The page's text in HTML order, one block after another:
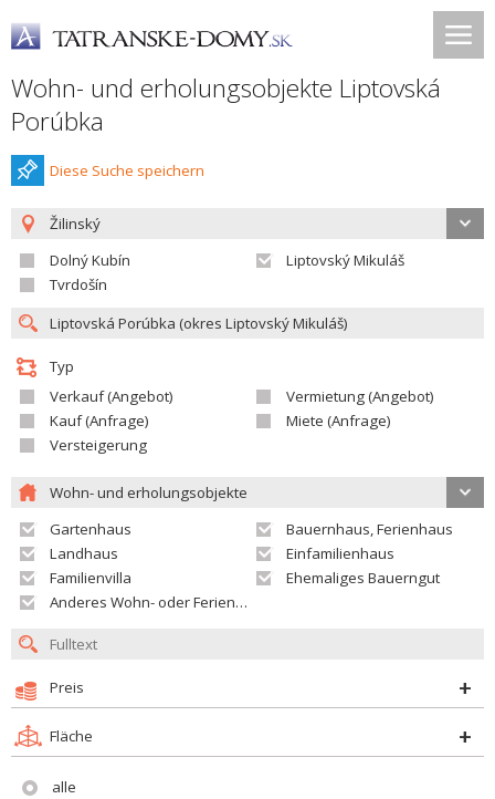
Wohn- und erholungsobjekte Liptovská
Porúbka
Diese Suche speichern
Žilinský
Dolný Kubín
Liptovský Mikuláš
Tvrdošín
Typ
Verkauf (Angebot)
Vermietung (Angebot)
Kauf (Anfrage)
Miete (Anfrage)
Versteigerung
Wohn- und erholungsobjekte
Gartenhaus
Bauernhaus, Ferienhaus
Landhaus
Einfamilienhaus
Familienvilla
Ehemaliges Bauerngut
Anderes Wohn- oder Ferienobjekt
Preis
Fläche
alle